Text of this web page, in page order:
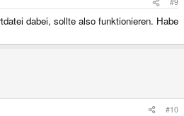
dabei, sollte also funktionieren. Habe
#10